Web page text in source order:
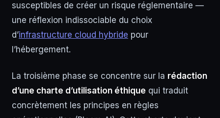
susceptibles de créer un risque réglementaire —
une réflexion indissociable du choix
d’infrastructure cloud hybride pour
l’hébergement.
La troisième phase se concentre sur la rédaction
d’une charte d’utilisation éthique qui traduit
concrètement les principes en règles